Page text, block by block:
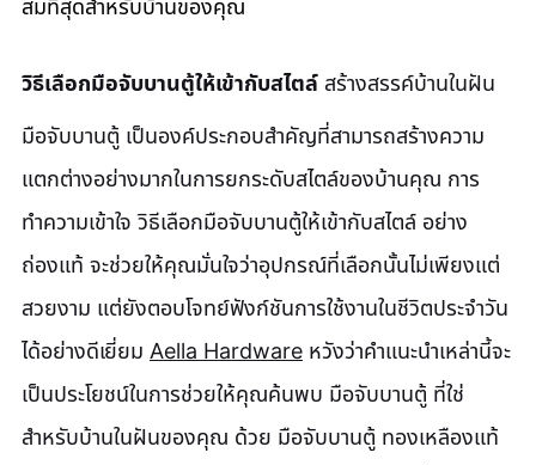
สมที่สุดสำหรับบ้านของคุณ
วิธีเลือกมือจับบานตู้ให้เข้ากับสไตล์ สร้างสรรค์บ้านในฝัน
มือจับบานตู้ เป็นองค์ประกอบสำคัญที่สามารถสร้างความ
แตกต่างอย่างมากในการยกระดับสไตล์ของบ้านคุณ การ
ทำความเข้าใจ วิธีเลือกมือจับบานตู้ให้เข้ากับสไตล์ อย่าง
ถ่องแท้ จะช่วยให้คุณมั่นใจว่าอุปกรณ์ที่เลือกนั้นไม่เพียงแต่
สวยงาม แต่ยังตอบโจทย์ฟังก์ชันการใช้งานในชีวิตประจำวัน
ได้อย่างดีเยี่ยม Aella Hardware หวังว่าคำแนะนำเหล่านี้จะ
เป็นประโยชน์ในการช่วยให้คุณค้นพบ มือจับบานตู้ ที่ใช่
สำหรับบ้านในฝันของคุณ ด้วย มือจับบานตู้ ทองเหลืองแท้